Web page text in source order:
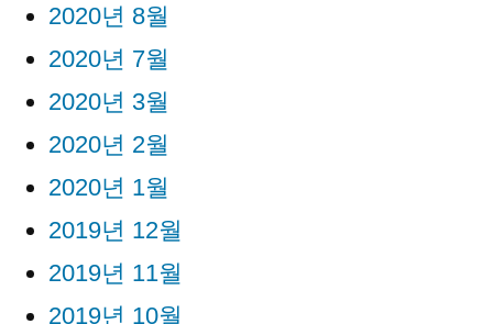
2020년 8월
2020년 7월
2020년 3월
2020년 2월
2020년 1월
2019년 12월
2019년 11월
2019년 10월